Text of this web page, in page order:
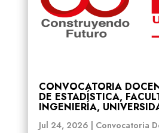
CONVOCATORIA
DE ESTADÍSTICA,
INGENIERÍA,
Jul 24, 2026 Convocatoria